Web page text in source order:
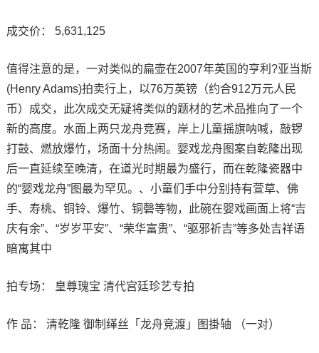
成交价： 5,631,125
值得注意的是，一对类似的扁壶在2007年英国的亨利?亚当斯
(Henry Adams)拍卖行上，以76万英镑（约合912万元人民
币）成交，此次成交无疑将类似的题材的艺术品推向了一个
新的高度。水面上两只龙舟竞赛，岸上儿童摇旗呐喊，敲锣
打鼓、燃放爆竹，场面十分热闹。婴戏龙舟图案自乾隆出现
后一直延续至晚清，在道光时期最为盛行，而在乾隆瓷器中
的“婴戏龙舟”图最为罕见。、小童们手中分别持有萱草、佛
手、寿桃、铜铃、爆竹、铜磬等物，此碗在婴戏画面上将“吉
庆有余”、“岁岁平安”、“荣华富贵”、“驱邪祈吉”等多处吉祥语
暗寓其中
拍专场： 皇尊瑰宝 清代宫廷珍艺专拍
作 品： 清乾隆 御制缂丝「龙舟竞渡」图掛轴 （一对）